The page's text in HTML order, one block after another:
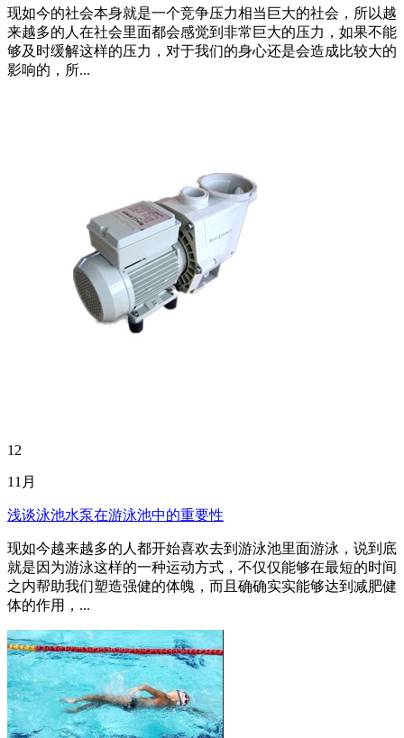
现如今的社会本身就是一个竞争压力相当巨大的社会，所以越
来越多的人在社会里面都会感觉到非常巨大的压力，如果不能
够及时缓解这样的压力，对于我们的身心还是会造成比较大的
影响的，所...
12
11月
浅谈泳池水泵在游泳池中的重要性
现如今越来越多的人都开始喜欢去到游泳池里面游泳，说到底
就是因为游泳这样的一种运动方式，不仅仅能够在最短的时间
之内帮助我们塑造强健的体魄，而且确确实实能够达到减肥健
体的作用，...